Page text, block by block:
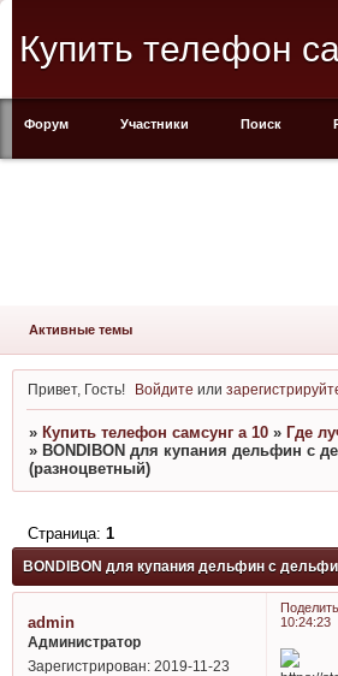
Купить телефон
Форум Участники Поиск
Активные темы
Привет, Гость! Войдите или
» Купить телефон самсунг а 10 » Где
» BONDIBON для купания дельфин с
(разноцветный)
BONDIBON для купания дельфин с
Страница: 1
10:24:23
admin
Администратор
Зарегистрирован: 2019-11-23